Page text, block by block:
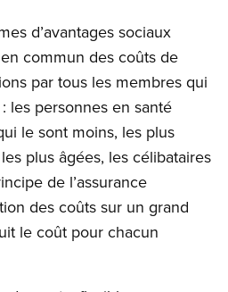
d’avantages sociaux
commun des coûts de
par tous les membres qui
les personnes en santé
le sont moins, les plus
plus âgées, les célibataires
de l’assurance
des coûts sur un grand
le coût pour chacun